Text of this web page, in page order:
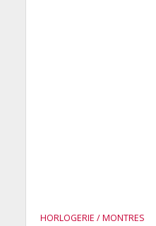
HORLOGERIE / MONTRES